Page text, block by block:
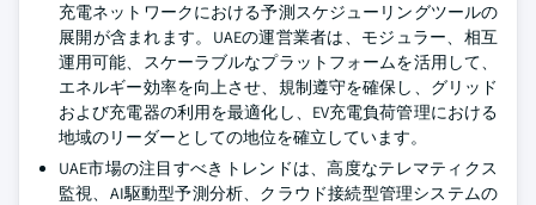
充電ネットワークにおける予測スケジューリングツールの
展開が含まれます。UAEの運営業者は、モジュラー、相互
運用可能、スケーラブルなプラットフォームを活用して、
エネルギー効率を向上させ、規制遵守を確保し、グリッド
および充電器の利用を最適化し、EV充電負荷管理における
地域のリーダーとしての地位を確立しています。
UAE市場の注目すべきトレンドは、高度なテレマティクス
監視、AI駆動型予測分析、クラウド接続型管理システムの